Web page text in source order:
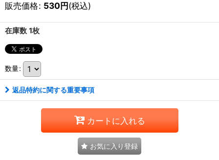
販売価格: 530円(税込)
在庫数 1枚
数量:
返品特約に関する重要事項
カートに入れる
お気に入り登録